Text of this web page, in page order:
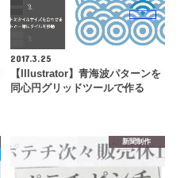
2017.3.25
【Illustrator】青海波パターンを
同心円グリッドツールで作る
新聞制作